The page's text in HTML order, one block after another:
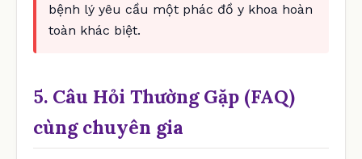
bệnh lý yêu cầu một phác đồ y khoa hoàn
toàn khác biệt.
5. Câu Hỏi Thường Gặp (FAQ)
cùng chuyên gia